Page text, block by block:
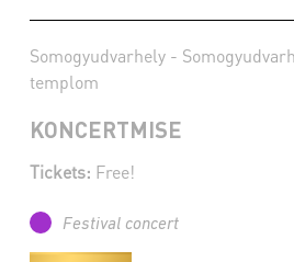
Somogyudvarhely -
templom
KONCERTMISE
Tickets: Free!
Festival concert